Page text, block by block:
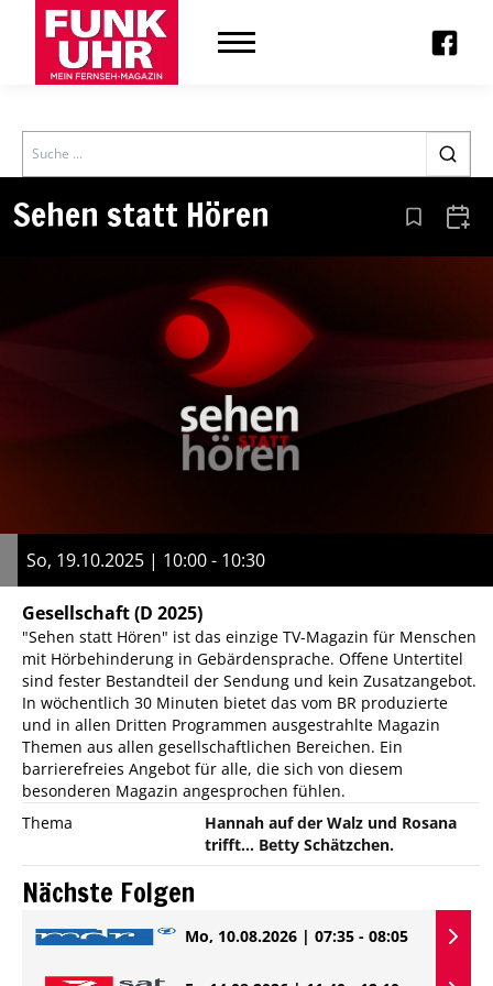
Search
Sehen statt Hören Aus den
So, 19.10.2025 | 10:00 - 10:30
Gesellschaft(D 2025)
"Sehen statt Hören" ist das einzige TV-Magazin für Menschen
mit Hörbehinderung in Gebärdensprache. Offene Untertitel
sind fester Bestandteil der Sendung und kein Zusatzangebot.
In wöchentlich 30 Minuten bietet das vom BR produzierte
und in allen Dritten Programmen ausgestrahlte Magazin
Themen aus allen gesellschaftlichen Bereichen. Ein
barrierefreies Angebot für alle, die sich von diesem
besonderen Magazin angesprochen fühlen.
Thema
Hannah auf der Walz und Rosana
trifft... Betty Schätzchen.
Nächste Folgen
Mo, 10.08.2026 | 07:35 - 08:05